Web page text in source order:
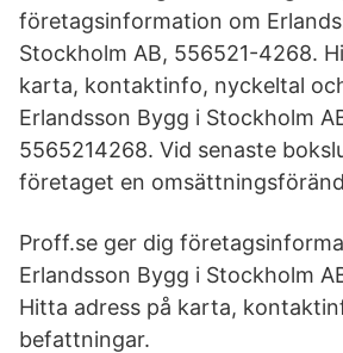
företagsinformation om
Stockholm AB, 556521-4268.
karta, kontaktinfo, nyckeltal
Erlandsson Bygg i Stockholm
5565214268. Vid senaste
företaget en
Proff.se ger dig
Erlandsson Bygg i Stockholm
Hitta adress på karta,
befattningar.